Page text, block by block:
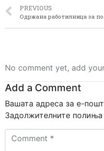
PREVIOUS
No comment yet, add
Add a Comment
Вашата адреса за е-
Задолжителните полиња
Comment